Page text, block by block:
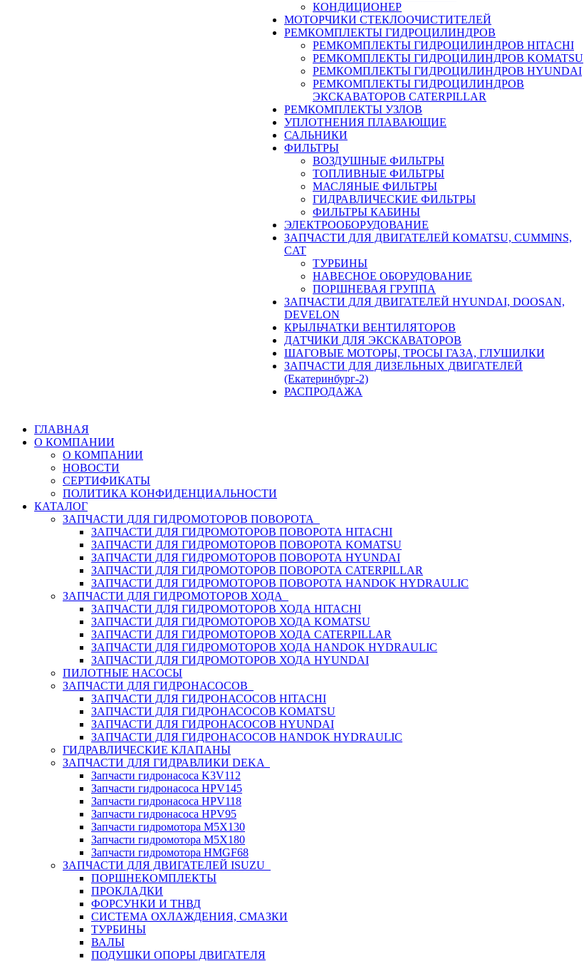
КОНДИЦИОНЕР
МОТОРЧИКИ СТЕКЛООЧИСТИТЕЛЕЙ
РЕМКОМПЛЕКТЫ ГИДРОЦИЛИНДРОВ
РЕМКОМПЛЕКТЫ ГИДРОЦИЛИНДРОВ HITACHI
РЕМКОМПЛЕКТЫ ГИДРОЦИЛИНДРОВ KOMATSU
РЕМКОМПЛЕКТЫ ГИДРОЦИЛИНДРОВ HYUNDAI
РЕМКОМПЛЕКТЫ ГИДРОЦИЛИНДРОВ
ЭКСКАВАТОРОВ CATERPILLAR
РЕМКОМПЛЕКТЫ УЗЛОВ
УПЛОТНЕНИЯ ПЛАВАЮЩИЕ
САЛЬНИКИ
ФИЛЬТРЫ
ВОЗДУШНЫЕ ФИЛЬТРЫ
ТОПЛИВНЫЕ ФИЛЬТРЫ
МАСЛЯНЫЕ ФИЛЬТРЫ
ГИДРАВЛИЧЕСКИЕ ФИЛЬТРЫ
ФИЛЬТРЫ КАБИНЫ
ЭЛЕКТРООБОРУДОВАНИЕ
ЗАПЧАСТИ ДЛЯ ДВИГАТЕЛЕЙ KOMATSU, CUMMINS,
CAT
ТУРБИНЫ
НАВЕСНОЕ ОБОРУДОВАНИЕ
ПОРШНЕВАЯ ГРУППА
ЗАПЧАСТИ ДЛЯ ДВИГАТЕЛЕЙ HYUNDAI, DOOSAN,
DEVELON
КРЫЛЬЧАТКИ ВЕНТИЛЯТОРОВ
ДАТЧИКИ ДЛЯ ЭКСКАВАТОРОВ
ШАГОВЫЕ МОТОРЫ, ТРОСЫ ГАЗА, ГЛУШИЛКИ
ЗАПЧАСТИ ДЛЯ ДИЗЕЛЬНЫХ ДВИГАТЕЛЕЙ
(Екатеринбург-2)
РАСПРОДАЖА
ГЛАВНАЯ
О КОМПАНИИ
О КОМПАНИИ
НОВОСТИ
СЕРТИФИКАТЫ
ПОЛИТИКА КОНФИДЕНЦИАЛЬНОСТИ
КАТАЛОГ
ЗАПЧАСТИ ДЛЯ ГИДРОМОТОРОВ ПОВОРОТА
ЗАПЧАСТИ ДЛЯ ГИДРОМОТОРОВ ПОВОРОТА HITACHI
ЗАПЧАСТИ ДЛЯ ГИДРОМОТОРОВ ПОВОРОТА KOMATSU
ЗАПЧАСТИ ДЛЯ ГИДРОМОТОРОВ ПОВОРОТА HYUNDAI
ЗАПЧАСТИ ДЛЯ ГИДРОМОТОРОВ ПОВОРОТА CATERPILLAR
ЗАПЧАСТИ ДЛЯ ГИДРОМОТОРОВ ПОВОРОТА HANDOK HYDRAULIC
ЗАПЧАСТИ ДЛЯ ГИДРОМОТОРОВ ХОДА
ЗАПЧАСТИ ДЛЯ ГИДРОМОТОРОВ ХОДА HITACHI
ЗАПЧАСТИ ДЛЯ ГИДРОМОТОРОВ ХОДА KOMATSU
ЗАПЧАСТИ ДЛЯ ГИДРОМОТОРОВ ХОДА CATERPILLAR
ЗАПЧАСТИ ДЛЯ ГИДРОМОТОРОВ ХОДА HANDOK HYDRAULIC
ЗАПЧАСТИ ДЛЯ ГИДРОМОТОРОВ ХОДА HYUNDAI
ПИЛОТНЫЕ НАСОСЫ
ЗАПЧАСТИ ДЛЯ ГИДРОНАСОСОВ
ЗАПЧАСТИ ДЛЯ ГИДРОНАСОСОВ HITACHI
ЗАПЧАСТИ ДЛЯ ГИДРОНАСОСОВ KOMATSU
ЗАПЧАСТИ ДЛЯ ГИДРОНАСОСОВ HYUNDAI
ЗАПЧАСТИ ДЛЯ ГИДРОНАСОСОВ HANDOK HYDRAULIC
ГИДРАВЛИЧЕСКИЕ КЛАПАНЫ
ЗАПЧАСТИ ДЛЯ ГИДРАВЛИКИ DEKA
Запчасти гидронасоса K3V112
Запчасти гидронасоса HPV145
Запчасти гидронасоса HPV118
Запчасти гидронасоса HPV95
Запчасти гидромотора M5X130
Запчасти гидромотора M5X180
Запчасти гидромотора HMGF68
ЗАПЧАСТИ ДЛЯ ДВИГАТЕЛЕЙ ISUZU
ПОРШНЕКОМПЛЕКТЫ
ПРОКЛАДКИ
ФОРСУНКИ И ТНВД
СИСТЕМА ОХЛАЖДЕНИЯ, СМАЗКИ
ТУРБИНЫ
ВАЛЫ
ПОДУШКИ ОПОРЫ ДВИГАТЕЛЯ